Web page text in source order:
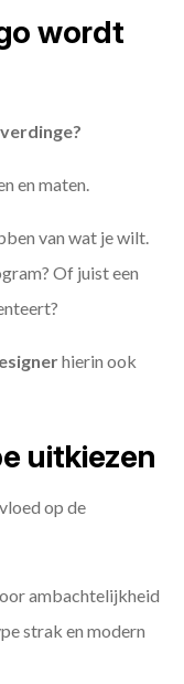
wordt
en maten.
van wat je wilt.
Of juist een
hierin ook
uitkiezen
op de
ambachtelijkheid
strak en modern